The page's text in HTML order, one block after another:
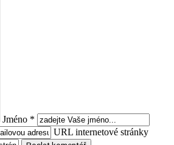
Jméno *
URL internetové stránky